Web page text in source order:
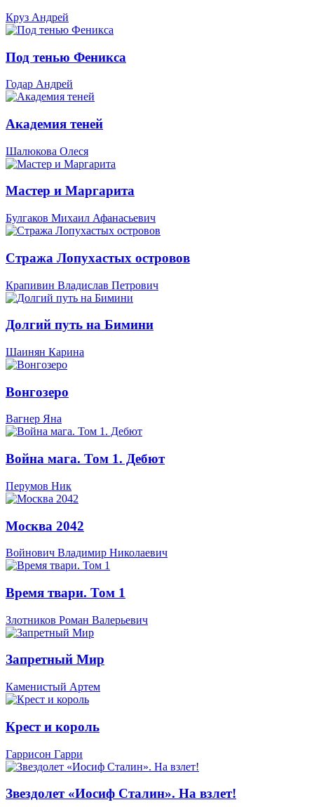
Круз Андрей
Под тенью Феникса
Годар Андрей
Академия теней
Шалюкова Олеся
Мастер и Маргарита
Булгаков Михаил Афанасьевич
Стража Лопухастых островов
Крапивин Владислав Петрович
Долгий путь на Бимини
Шаинян Карина
Вонгозеро
Вагнер Яна
Война мага. Том 1. Дебют
Перумов Ник
Москва 2042
Войнович Владимир Николаевич
Время твари. Том 1
Злотников Роман Валерьевич
Запретный Мир
Каменистый Артем
Крест и король
Гаррисон Гарри
Звездолет «Иосиф Сталин». На взлет!